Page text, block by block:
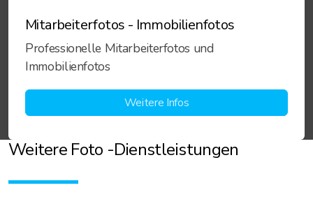
Mitarbeiterfotos - Immobilienfotos
Professionelle Mitarbeiterfotos und
Immobilienfotos
Weitere Infos
Weitere Foto -Dienstleistungen